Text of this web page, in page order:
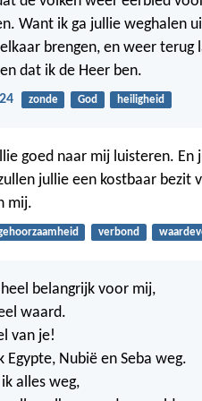
Want ik ga jullie weghalen
brengen, en weer terug
dat ik de Heer ben.
zonde God heiligheid
goed naar mij luisteren.
jullie een kostbaar bezit
mij.
verbond
belangrijk voor mij,
waard.
van je!
Egypte, Nubië en Seba weg.
alles weg,